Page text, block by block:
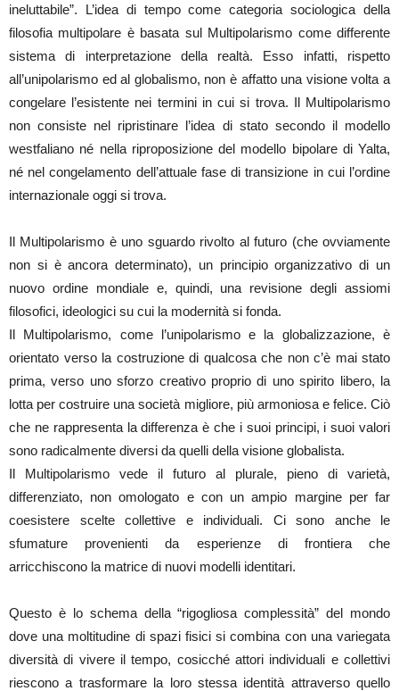
ineluttabile”. L’idea di tempo come categoria sociologica della
filosofia multipolare è basata sul Multipolarismo come differente
sistema di interpretazione della realtà. Esso infatti, rispetto
all’unipolarismo ed al globalismo, non è affatto una visione volta a
congelare l’esistente nei termini in cui si trova. Il Multipolarismo
non consiste nel ripristinare l’idea di stato secondo il modello
westfaliano né nella riproposizione del modello bipolare di Yalta,
né nel congelamento dell’attuale fase di transizione in cui l’ordine
internazionale oggi si trova.
Il Multipolarismo è uno sguardo rivolto al futuro (che ovviamente
non si è ancora determinato), un principio organizzativo di un
nuovo ordine mondiale e, quindi, una revisione degli assiomi
filosofici, ideologici su cui la modernità si fonda.
Il Multipolarismo, come l’unipolarismo e la globalizzazione, è
orientato verso la costruzione di qualcosa che non c’è mai stato
prima, verso uno sforzo creativo proprio di uno spirito libero, la
lotta per costruire una società migliore, più armoniosa e felice. Ciò
che ne rappresenta la differenza è che i suoi principi, i suoi valori
sono radicalmente diversi da quelli della visione globalista.
Il Multipolarismo vede il futuro al plurale, pieno di varietà,
differenziato, non omologato e con un ampio margine per far
coesistere scelte collettive e individuali. Ci sono anche le
sfumature provenienti da esperienze di frontiera che
arricchiscono la matrice di nuovi modelli identitari.
Questo è lo schema della “rigogliosa complessità” del mondo
dove una moltitudine di spazi fisici si combina con una variegata
diversità di vivere il tempo, cosicché attori individuali e collettivi
riescono a trasformare la loro stessa identità attraverso quello